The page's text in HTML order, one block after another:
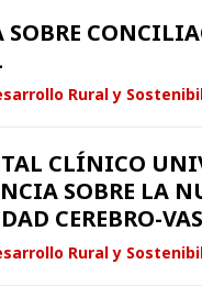
SOBRE
Rural y
CLÍNICO
SOBRE LA
CEREBRO-
Rural y